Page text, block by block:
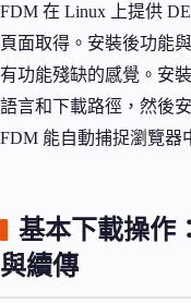
FDM 在 Linux 上提供
頁面取得。安裝後功能
有功能殘缺的感覺。安
語言和下載路徑，然後
FDM 能自動捕捉瀏覽器
基本下載操作
與續傳